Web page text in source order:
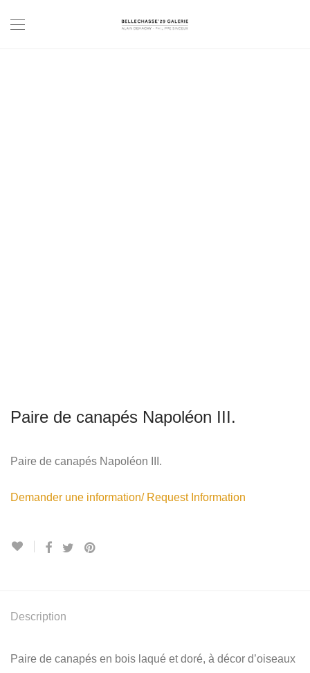
Paire de canapés Napoléon III.
Paire de canapés Napoléon III.
Demander une information/ Request Information
Description
Paire de canapés en bois laqué et doré, à décor d’oiseaux